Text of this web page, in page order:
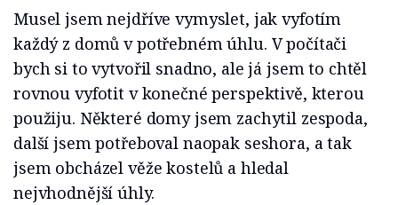
Musel jsem nejdříve vymyslet, jak vyfotím
každý z domů v potřebném úhlu. V počítači
bych si to vytvořil snadno, ale já jsem to chtěl
rovnou vyfotit v konečné perspektivě, kterou
použiju. Některé domy jsem zachytil zespoda,
další jsem potřeboval naopak seshora, a tak
jsem obcházel věže kostelů a hledal
nejvhodnější úhly.